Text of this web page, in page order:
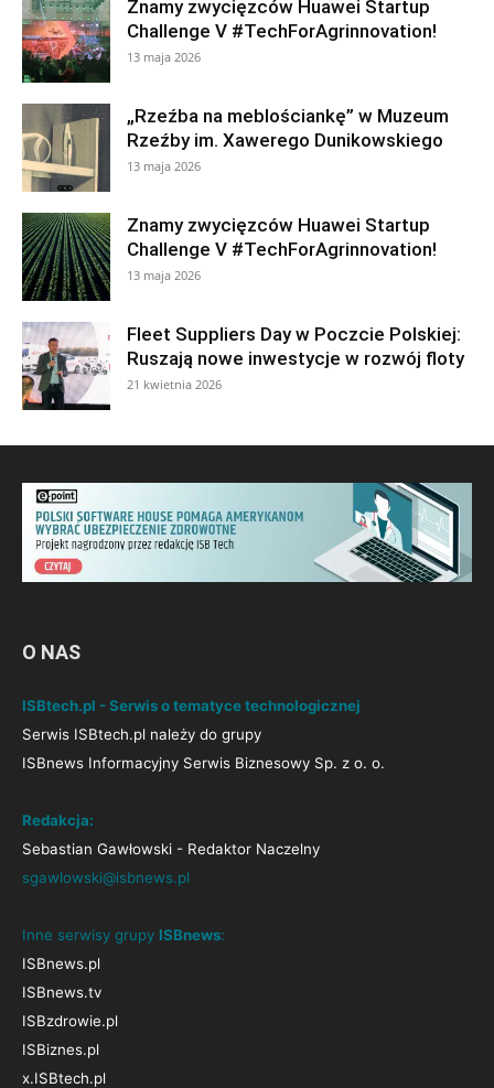
Znamy zwycięzców Huawei Startup
Challenge V #TechForAgrinnovation!
13 maja 2026
„Rzeźba na meblościankę” w Muzeum
Rzeźby im. Xawerego Dunikowskiego
13 maja 2026
Znamy zwycięzców Huawei Startup
Challenge V #TechForAgrinnovation!
13 maja 2026
Fleet Suppliers Day w Poczcie Polskiej:
Ruszają nowe inwestycje w rozwój floty
21 kwietnia 2026
O NAS
ISBtech.pl - Serwis o tematyce technologicznej
Serwis ISBtech.pl należy do grupy
ISBnews Informacyjny Serwis Biznesowy Sp. z o. o.
Redakcja:
Sebastian Gawłowski - Redaktor Naczelny
sgawlowski@isbnews.pl
Inne serwisy grupy ISBnews:
ISBnews.pl
ISBnews.tv
ISBzdrowie.pl
ISBiznes.pl
x.ISBtech.pl